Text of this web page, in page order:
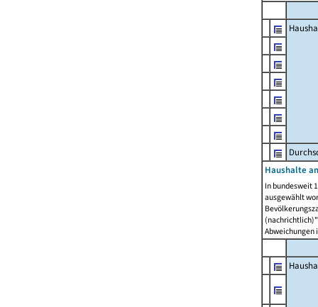
Haushalte
In bundesweit
ausgewählt
Abweichungen